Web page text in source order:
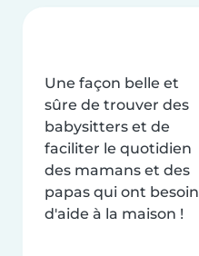
Une façon belle et
sûre de trouver des
babysitters et de
faciliter le quotidien
des mamans et des
papas qui ont besoin
d'aide à la maison !